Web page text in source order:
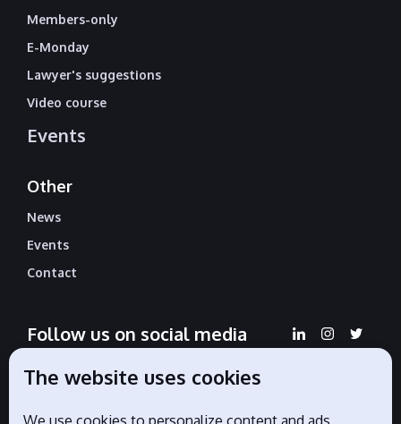
Members-only
E-Monday
Lawyer's suggestions
Video course
Events
Other
News
Events
Contact
Follow us on social media
The website uses cookies
We use cookies to personalize content and ads,